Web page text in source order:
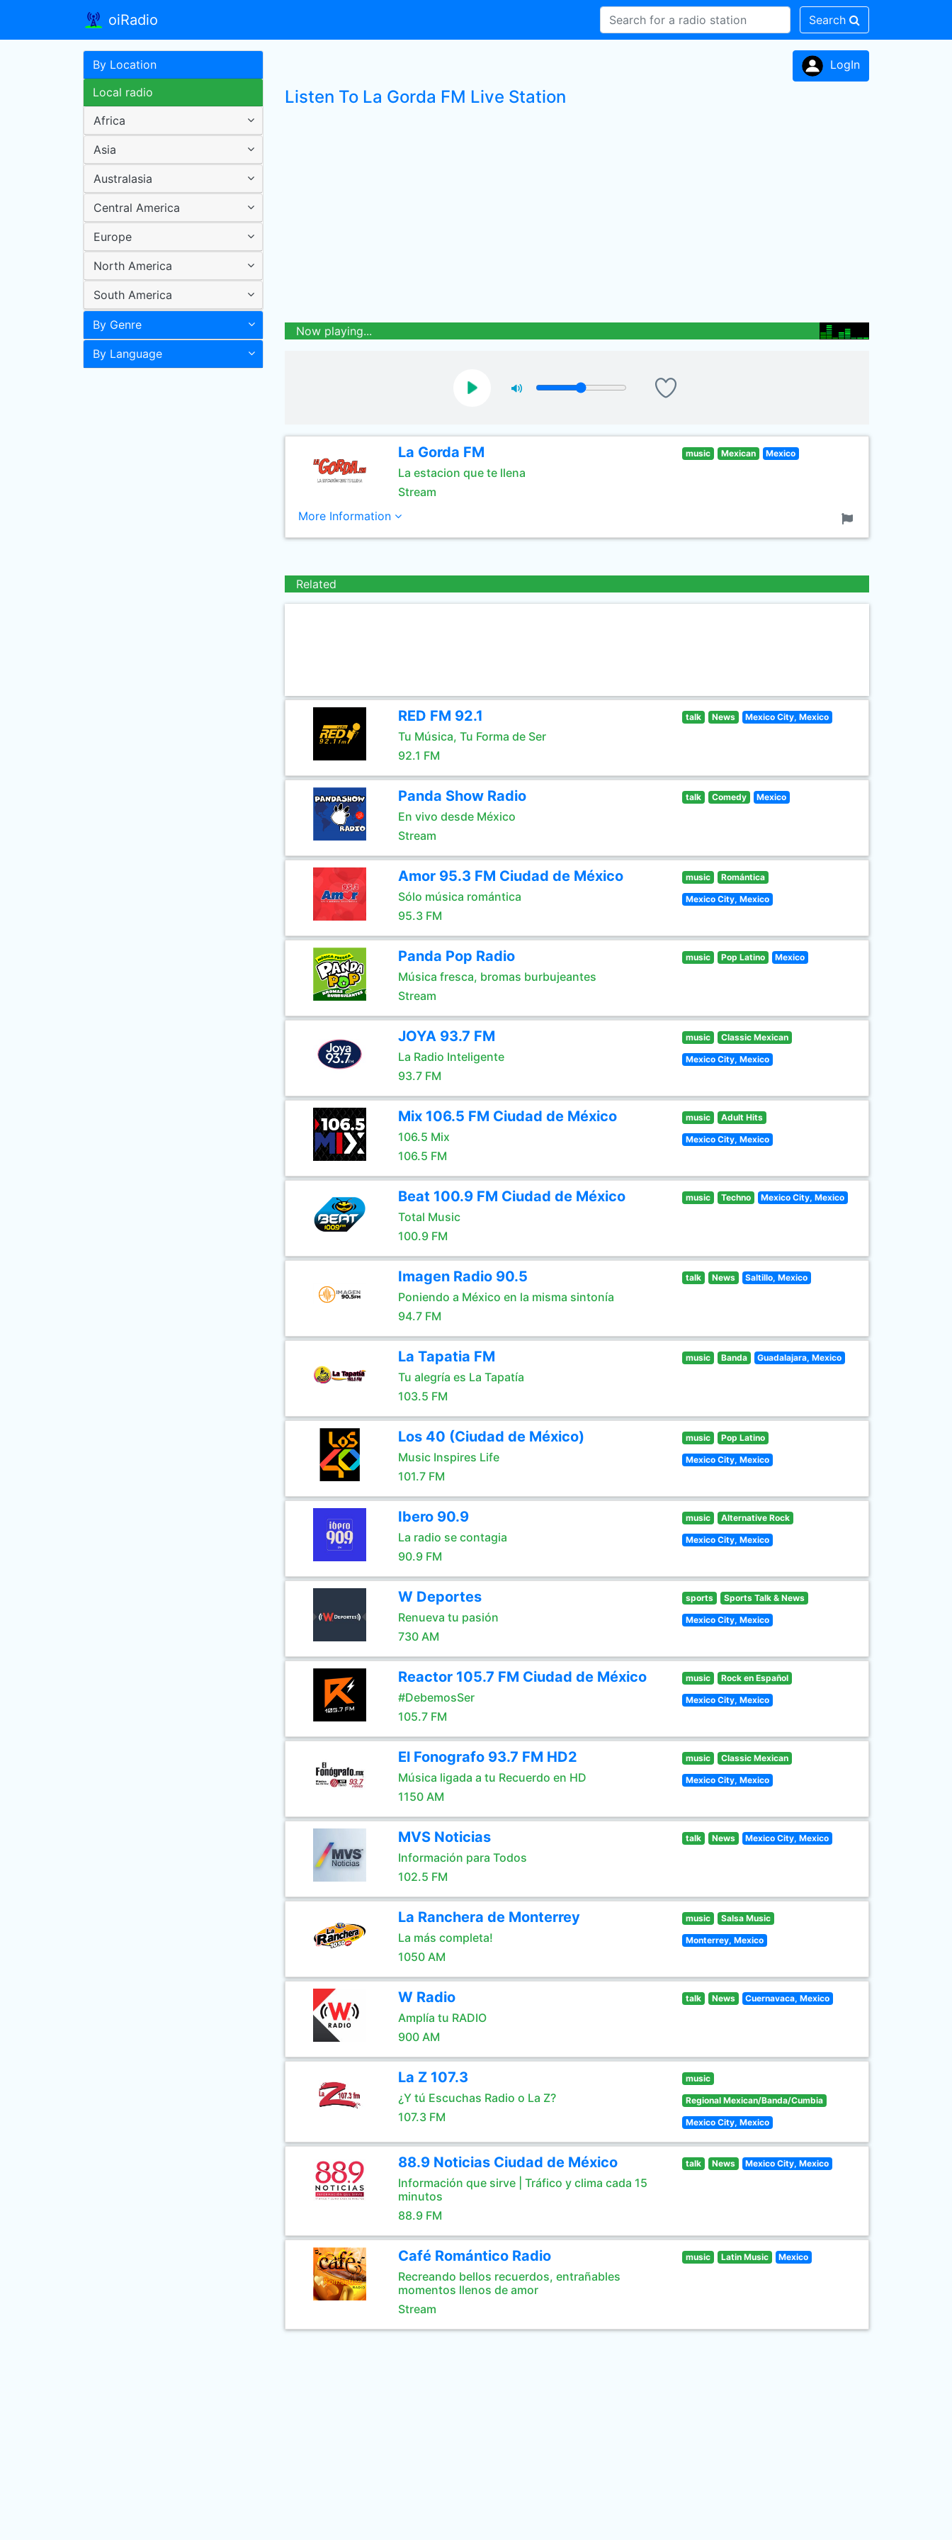
oiRadio Search
By Location
Local radio
Africa
Asia
Australasia
Central America
Europe
North America
South America
By Genre
By Language
LogIn
Listen To La Gorda FM Live Station
Now playing...
La Gorda FM
La estacion que te llena
Stream
music Mexican Mexico
More Information
Related
RED FM 92.1
Tu Música, Tu Forma de Ser
92.1 FM
talk News Mexico City, Mexico
Panda Show Radio
En vivo desde México
Stream
talk Comedy Mexico
Amor 95.3 FM Ciudad de México
Sólo música romántica
95.3 FM
music Romántica
Mexico City, Mexico
Panda Pop Radio
Música fresca, bromas burbujeantes
Stream
music Pop Latino Mexico
JOYA 93.7 FM
La Radio Inteligente
93.7 FM
music Classic Mexican
Mexico City, Mexico
Mix 106.5 FM Ciudad de México
106.5 Mix
106.5 FM
music Adult Hits
Mexico City, Mexico
Beat 100.9 FM Ciudad de México
Total Music
100.9 FM
music Techno Mexico City, Mexico
Imagen Radio 90.5
Poniendo a México en la misma sintonía
94.7 FM
talk News Saltillo, Mexico
La Tapatia FM
Tu alegría es La Tapatía
103.5 FM
music Banda Guadalajara, Mexico
Los 40 (Ciudad de México)
Music Inspires Life
101.7 FM
music Pop Latino
Mexico City, Mexico
Ibero 90.9
La radio se contagia
90.9 FM
music Alternative Rock
Mexico City, Mexico
W Deportes
Renueva tu pasión
730 AM
sports Sports Talk & News
Mexico City, Mexico
Reactor 105.7 FM Ciudad de México
#DebemosSer
105.7 FM
music Rock en Español
Mexico City, Mexico
El Fonografo 93.7 FM HD2
Música ligada a tu Recuerdo en HD
1150 AM
music Classic Mexican
Mexico City, Mexico
MVS Noticias
Información para Todos
102.5 FM
talk News Mexico City, Mexico
La Ranchera de Monterrey
La más completa!
1050 AM
music Salsa Music
Monterrey, Mexico
W Radio
Amplía tu RADIO
900 AM
talk News Cuernavaca, Mexico
La Z 107.3
¿Y tú Escuchas Radio o La Z?
107.3 FM
music
Regional Mexican/Banda/Cumbia
Mexico City, Mexico
88.9 Noticias Ciudad de México
Información que sirve | Tráfico y clima cada 15
minutos
88.9 FM
talk News Mexico City, Mexico
Café Romántico Radio
Recreando bellos recuerdos, entrañables
momentos llenos de amor
Stream
music Latin Music Mexico